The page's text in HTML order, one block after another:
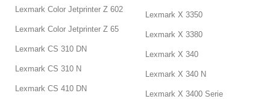
Lexmark Color Jetprinter Z 602
Lexmark Color Jetprinter Z 65
Lexmark CS 310 DN
Lexmark CS 310 N
Lexmark CS 410 DN
Lexmark X 3350
Lexmark X 3380
Lexmark X 340
Lexmark X 340 N
Lexmark X 3400 Serie